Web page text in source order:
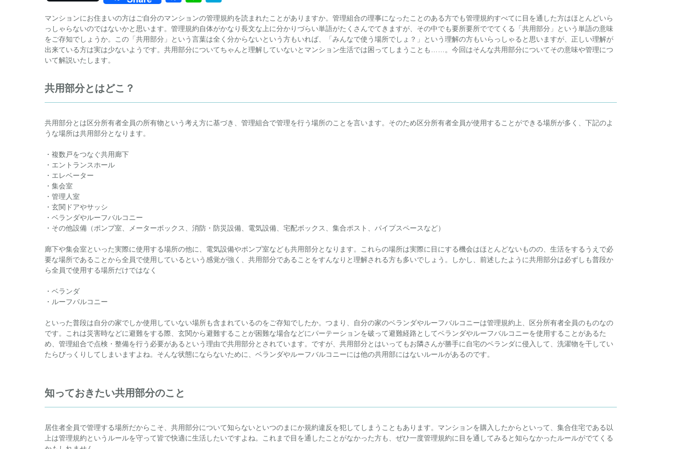
マンションにお住まいの方はご自分のマンションの管理規約を読まれたことがありますか。管理組合の理事になったことのある方でも管理規約すべてに目を通した方はほとんどいら
っしゃらないのではないかと思います。管理規約自体がかなり長文な上に分かりづらい単語がたくさんでてきますが、その中でも要所要所ででてくる「共用部分」という単語の意味
をご存知でしょうか。この「共用部分」という言葉は全く分からないという方もいれば、「みんなで使う場所でしょ？」という理解の方もいらっしゃると思いますが、正しい理解が
出来ている方は実は少ないようです。共用部分についてちゃんと理解していないとマンション生活では困ってしまうことも……。今回はそんな共用部分についてその意味や管理につ
いて解説いたします。
共用部分とはどこ？
共用部分とは区分所有者全員の所有物という考え方に基づき、管理組合で管理を行う場所のことを言います。そのため区分所有者全員が使用することができる場所が多く、下記のよ
うな場所は共用部分となります。
・複数戸をつなぐ共用廊下
・エントランスホール
・エレベーター
・集会室
・管理人室
・玄関ドアやサッシ
・ベランダやルーフバルコニー
・その他設備（ポンプ室、メーターボックス、消防・防災設備、電気設備、宅配ボックス、集合ポスト、パイプスペースなど）
廊下や集会室といった実際に使用する場所の他に、電気設備やポンプ室なども共用部分となります。これらの場所は実際に目にする機会はほとんどないものの、生活をするうえで必
要な場所であることから全員で使用しているという感覚が強く、共用部分であることをすんなりと理解される方も多いでしょう。しかし、前述したように共用部分は必ずしも普段か
ら全員で使用する場所だけではなく
・ベランダ
・ルーフバルコニー
といった普段は自分の家でしか使用していない場所も含まれているのをご存知でしたか。つまり、自分の家のベランダやルーフバルコニーは管理規約上、区分所有者全員のものなの
です。これは災害時などに避難をする際、玄関から避難することが困難な場合などにパーテーションを破って避難経路としてベランダやルーフバルコニーを使用することがあるた
め、管理組合で点検・整備を行う必要があるという理由で共用部分とされています。ですが、共用部分とはいってもお隣さんが勝手に自宅のベランダに侵入して、洗濯物を干してい
たらびっくりしてしまいますよね。そんな状態にならないために、ベランダやルーフバルコニーには他の共用部にはないルールがあるのです。
知っておきたい共用部分のこと
居住者全員で管理する場所だからこそ、共用部分について知らないといつのまにか規約違反を犯してしまうこともあります。マンションを購入したからといって、集合住宅である以
上は管理規約というルールを守って皆で快適に生活したいですよね。これまで目を通したことがなかった方も、ぜひ一度管理規約に目を通してみると知らなかったルールがでてくる